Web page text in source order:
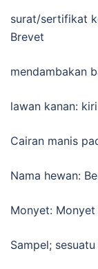
surat/sertifikat
Brevet
mendambakan
lawan kanan: kiri
Cairan manis
Nama hewan:
Monyet: Monyet
Sampel;